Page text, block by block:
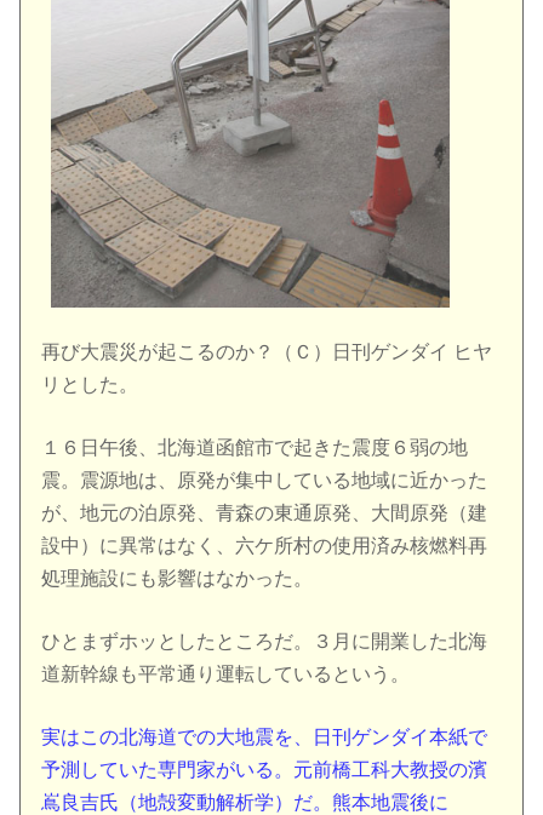
再び大震災が起こるのか？（Ｃ）日刊ゲンダイ ヒヤ
リとした。
１６日午後、北海道函館市で起きた震度６弱の地
震。震源地は、原発が集中している地域に近かった
が、地元の泊原発、青森の東通原発、大間原発（建
設中）に異常はなく、六ケ所村の使用済み核燃料再
処理施設にも影響はなかった。
ひとまずホッとしたところだ。３月に開業した北海
道新幹線も平常通り運転しているという。
実はこの北海道での大地震を、日刊ゲンダイ本紙で
予測していた専門家がいる。元前橋工科大教授の濱
嶌良吉氏（地殻変動解析学）だ。熊本地震後に